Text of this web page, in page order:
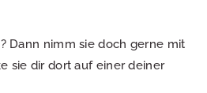
Dann nimm sie doch gerne mit
sie dir dort auf einer deiner